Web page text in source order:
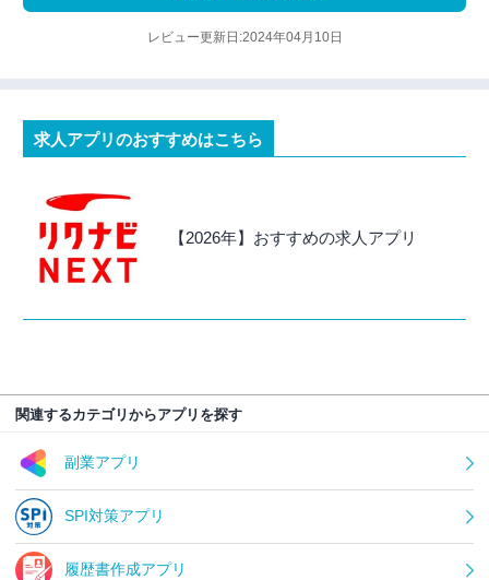
レビュー更新日:2024年04月10日
求人アプリのおすすめはこちら
【2026年】おすすめの求人アプリ
関連するカテゴリからアプリを探す
副業アプリ
SPI対策アプリ
履歴書作成アプリ